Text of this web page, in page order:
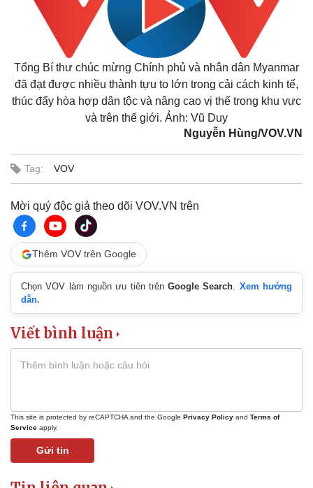
Pháp luật
Vụ án
Tin nóng
Tổng Bí thư chúc mừng Chính phủ và nhân dân Myanmar
đã đạt được nhiều thành tựu to lớn trong cải cách kinh tế,
thúc đẩy hòa hợp dân tộc và nâng cao vị thế trong khu vực
và trên thế giới. Ảnh: Vũ Duy
Nguyễn Hùng/VOV.VN
Tag: VOV
Mời quý độc giả theo dõi VOV.VN trên
Thêm VOV trên Google
Chọn VOV làm nguồn ưu tiên trênGoogle Search. Xem hướng
dẫn.
Viết bình luận
This site is protected by reCAPTCHA and the Google Privacy Policy and Terms of
Service apply.
Gửi tin